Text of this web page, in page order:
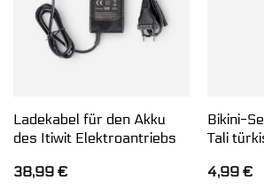
Ladekabel für den Akku
des Itiwit Elektroantriebs
38,99 €
Bikini-
Tali
4,99 €